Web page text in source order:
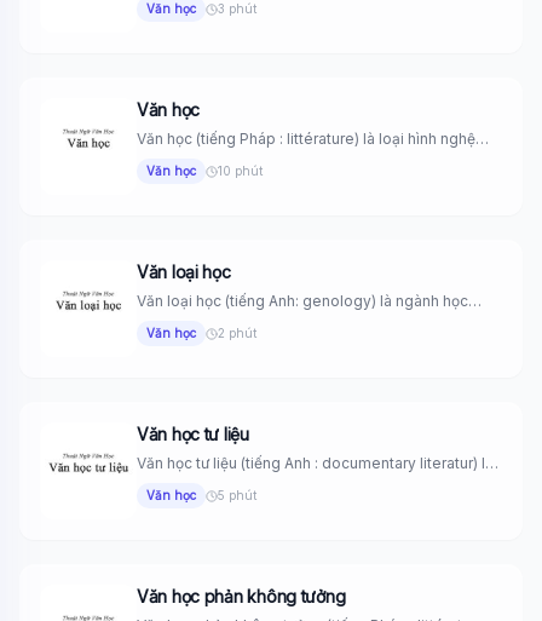
Văn học 3 phút
Văn học
Văn học (tiếng Pháp : littérature) là loại hình nghệ
Văn học 10 phút
Văn loại học
Văn loại học (tiếng Anh: genology) là ngành học
Văn học 2 phút
Văn học tư liệu
Văn học tư liệu (tiếng Anh : documentary literatur) là
Văn học 5 phút
Văn học phản không tưởng